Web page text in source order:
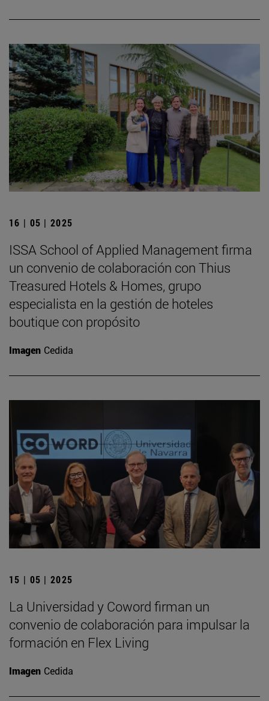
16 | 05 | 2025
ISSA School of Applied Management firma
un convenio de colaboración con Thius
Treasured Hotels & Homes, grupo
especialista en la gestión de hoteles
boutique con propósito
Imagen Cedida
15 | 05 | 2025
La Universidad y Coword firman un
convenio de colaboración para impulsar la
formación en Flex Living
Imagen Cedida